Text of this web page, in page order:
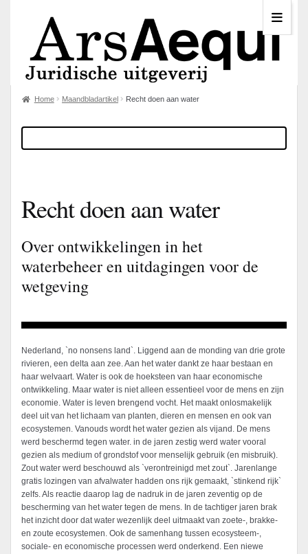
Home Maandbladartikel Recht doen aan water
Recht doen aan water
Over ontwikkelingen in het
waterbeheer en uitdagingen voor de
wetgeving
Nederland, `no nonsens land`. Liggend aan de monding van drie grote
rivieren, een delta aan zee. Aan het water dankt ze haar bestaan en
haar welvaart. Water is ook de hoeksteen van haar economische
ontwikkeling. Maar water is niet alleen essentieel voor de mens en zijn
economie. Water is leven brengend vocht. Het maakt onlosmakelijk
deel uit van het lichaam van planten, dieren en mensen en ook van
ecosystemen. Vanouds wordt het water gezien als vijand. De mens
werd beschermd tegen water. in de jaren zestig werd water vooral
gezien als medium of grondstof voor menselijk gebruik (en misbruik).
Zout water werd beschouwd als `verontreinigd met zout`. Jarenlange
gratis lozingen van afvalwater hadden ons rijk gemaakt, `stinkend rijk`
zelfs. Als reactie daarop lag de nadruk in de jaren zeventig op de
bescherming van het water tegen de mens. In de tachtiger jaren brak
het inzicht door dat water wezenlijk deel uitmaakt van zoete-, brakke-
en zoute ecosystemen. Ook de samenhang tussen ecosysteem-,
sociale- en economische processen werd onderkend. Een niewe